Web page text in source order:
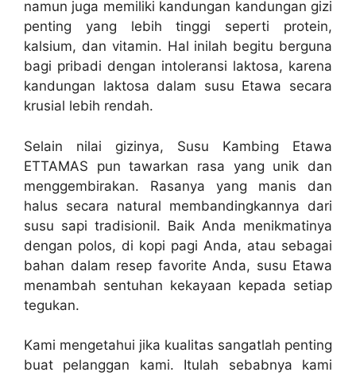
namun juga memiliki kandungan kandungan gizi
penting yang lebih tinggi seperti protein,
kalsium, dan vitamin. Hal inilah begitu berguna
bagi pribadi dengan intoleransi laktosa, karena
kandungan laktosa dalam susu Etawa secara
krusial lebih rendah.
Selain nilai gizinya, Susu Kambing Etawa
ETTAMAS pun tawarkan rasa yang unik dan
menggembirakan. Rasanya yang manis dan
halus secara natural membandingkannya dari
susu sapi tradisionil. Baik Anda menikmatinya
dengan polos, di kopi pagi Anda, atau sebagai
bahan dalam resep favorite Anda, susu Etawa
menambah sentuhan kekayaan kepada setiap
tegukan.
Kami mengetahui jika kualitas sangatlah penting
buat pelanggan kami. Itulah sebabnya kami